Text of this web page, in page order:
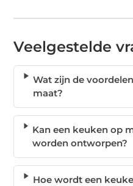
Veelgestelde
Wat zijn de
maat?
Kan een keuken op
worden ontworpen?
Hoe wordt een